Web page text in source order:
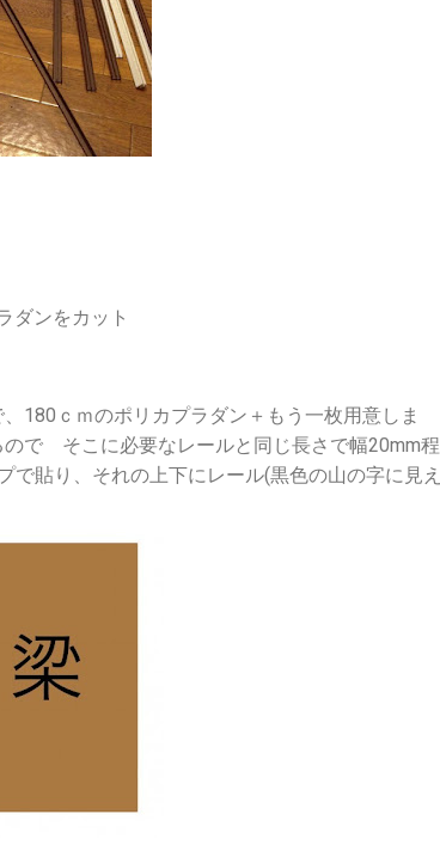
ダンをカット
180ｃｍのポリカプラダン＋もう一枚用意しま
で そこに必要なレールと同じ長さで幅20mm程
で貼り、それの上下にレール(黒色の山の字に見え